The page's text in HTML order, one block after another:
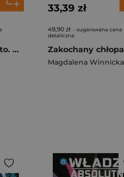
Niemożliwe Miasto. Avengers. Tom 1
33,39 zł
49,90 zł - sugerowana cena
detaliczna
Magdalena Winnicka